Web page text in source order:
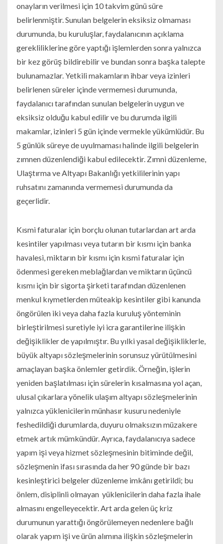
onayların verilmesi için 10 takvim günü süre
belirlenmiştir. Sunulan belgelerin eksiksiz olmaması
durumunda, bu kuruluşlar, faydalanıcının açıklama
gerekliliklerine göre yaptığı işlemlerden sonra yalnızca
bir kez görüş bildirebilir ve bundan sonra başka talepte
bulunamazlar. Yetkili makamların ihbar veya izinleri
belirlenen süreler içinde vermemesi durumunda,
faydalanıcı tarafından sunulan belgelerin uygun ve
eksiksiz olduğu kabul edilir ve bu durumda ilgili
makamlar, izinleri 5 gün içinde vermekle yükümlüdür. Bu
5 günlük süreye de uyulmaması halinde ilgili belgelerin
zımnen düzenlendiği kabul edilecektir. Zımni düzenleme,
Ulaştırma ve Altyapı Bakanlığı yetkililerinin yapı
ruhsatını zamanında vermemesi durumunda da
geçerlidir.
Kısmi faturalar için borçlu olunan tutarlardan art arda
kesintiler yapılması veya tutarın bir kısmı için banka
havalesi, miktarın bir kısmı için kısmi faturalar için
ödenmesi gereken meblağlardan ve miktarın üçüncü
kısmı için bir sigorta şirketi tarafından düzenlenen
menkul kıymetlerden müteakip kesintiler gibi kanunda
öngörülen iki veya daha fazla kuruluş yönteminin
birleştirilmesi suretiyle iyi icra garantilerine ilişkin
değişiklikler de yapılmıştır. Bu yılki yasal değişikliklerle,
büyük altyapı sözleşmelerinin sorunsuz yürütülmesini
amaçlayan başka önlemler getirdik. Örneğin, işlerin
yeniden başlatılması için sürelerin kısalmasına yol açan,
ulusal çıkarlara yönelik ulaşım altyapı sözleşmelerinin
yalnızca yüklenicilerin münhasır kusuru nedeniyle
feshedildiği durumlarda, duyuru olmaksızın müzakere
etmek artık mümkündür. Ayrıca, faydalanıcıya sadece
yapım işi veya hizmet sözleşmesinin bitiminde değil,
sözleşmenin ifası sırasında da her 90 günde bir bazı
kesinleştirici belgeler düzenleme imkânı getirildi; bu
önlem, disiplinli olmayan yüklenicilerin daha fazla ihale
almasını engelleyecektir. Art arda gelen üç kriz
durumunun yarattığı öngörülemeyen nedenlere bağlı
olarak yapım işi ve ürün alımına ilişkin sözleşmelerin